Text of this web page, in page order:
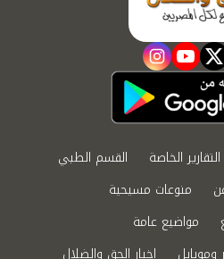
twitter
youtube
instagram
التقارير الخاصة
القسم الطبي
منوعات مسيحية
مواضيع عامة
وموبايل اخبار الحق والضلال